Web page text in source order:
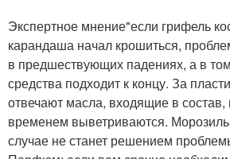
Экспертное мнение"если грифель
карандаша начал крошиться,
в предшествующих падениях, а в
средства подходит к концу. За
отвечают масла, входящие в состав,
временем выветриваются.
случае не станет решением